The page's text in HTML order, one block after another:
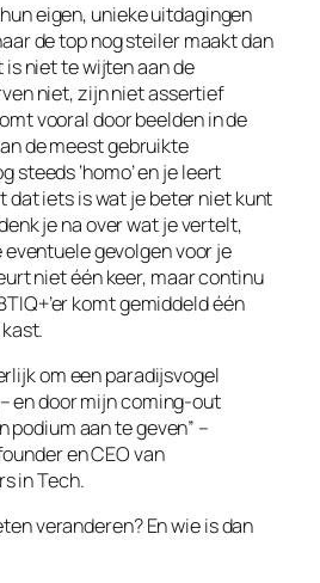
hun eigen, unieke uitdagingen
de top nog steiler maakt dan
is niet te wijten aan de
niet, zijn niet assertief
vooral door beelden in de
de meest gebruikte
steeds ‘homo’ en je leert
dat iets is wat je beter niet kunt
je na over wat je vertelt,
gevolgen voor je
niet één keer, maar continu
komt gemiddeld één
om een paradijsvogel
en door mijn coming-out
podium aan te geven” –
en CEO van
in Tech.
veranderen? En wie is dan